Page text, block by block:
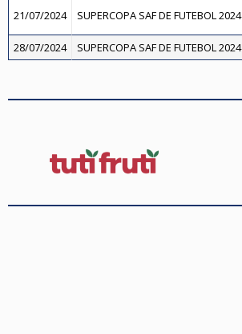
21/07/2024 SUPERCOPA SAF DE FUTEBOL 2024
28/07/2024 SUPERCOPA SAF DE FUTEBOL 2024